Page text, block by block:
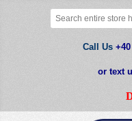
Call Us
or text